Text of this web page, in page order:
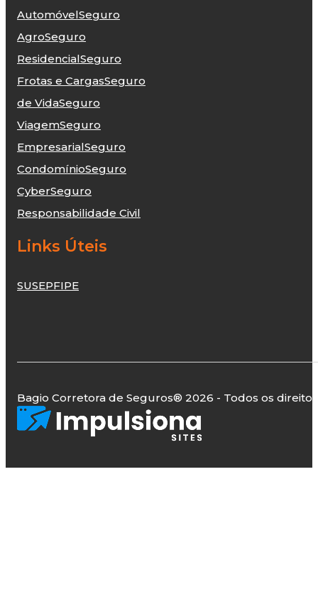
AutomóvelSeguro
AgroSeguro
ResidencialSeguro
Frotas e CargasSeguro
de VidaSeguro
ViagemSeguro
EmpresarialSeguro
CondomínioSeguro
CyberSeguro
Responsabilidade Civil
Links Úteis
SUSEPFIPE
Bagio Corretora de Seguros® 2026 - Todos os